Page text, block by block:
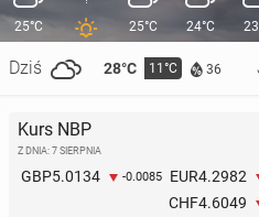
25°C
Dziś 28°C 11°C 36
25°C 24°C
Kurs NBP
Z DNIA: 7 SIERPNIA
GBP5.0134 -0.0085 EUR4.2982
CHF4.6049